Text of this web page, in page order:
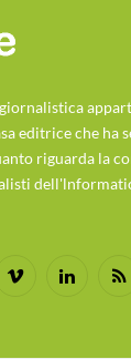
editrice che ha
riguarda la
Vimeo LinkedIn